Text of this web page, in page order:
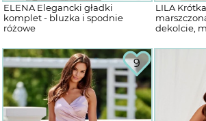
ELENA Elegancki gładki
komplet - bluzka i spodnie
różowe
LILA
dekolcie,
9